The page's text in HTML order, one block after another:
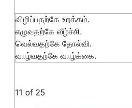
விழிப்பதற்கே உறக்கம்.
எழுவதற்கே வீழ்ச்சி.
வெல்வதற்கே தோல்வி.
வாழ்வதற்கே வாழ்க்கை.
11 of 25